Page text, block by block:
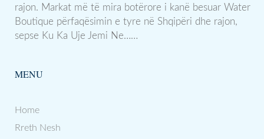
rajon. Markat më të mira botërore i kanë besuar Water
Boutique përfaqësimin e tyre në Shqipëri dhe rajon,
sepse Ku Ka Uje Jemi Ne……
MENU
Home
Rreth Nesh